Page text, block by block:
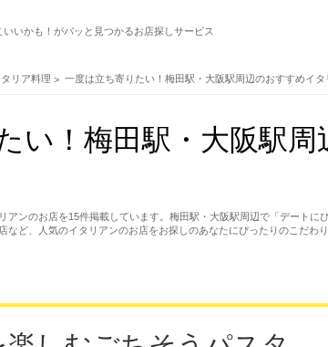
いいかも！がパッと見つかるお店探しサービス
リア料理 一度は立ち寄りたい！梅田駅・大阪駅周辺のおすすめイ
い！梅田駅・大阪駅
アンのお店を15件掲載しています。梅田駅・大阪駅周辺で「デート
ど、人気のイタリアンのお店をお探しのあなたにぴったりのこだわ